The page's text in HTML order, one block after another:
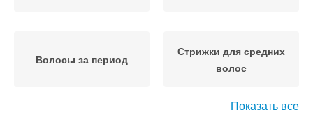
Волосы за период
Стрижки для средних
волос
Показать все